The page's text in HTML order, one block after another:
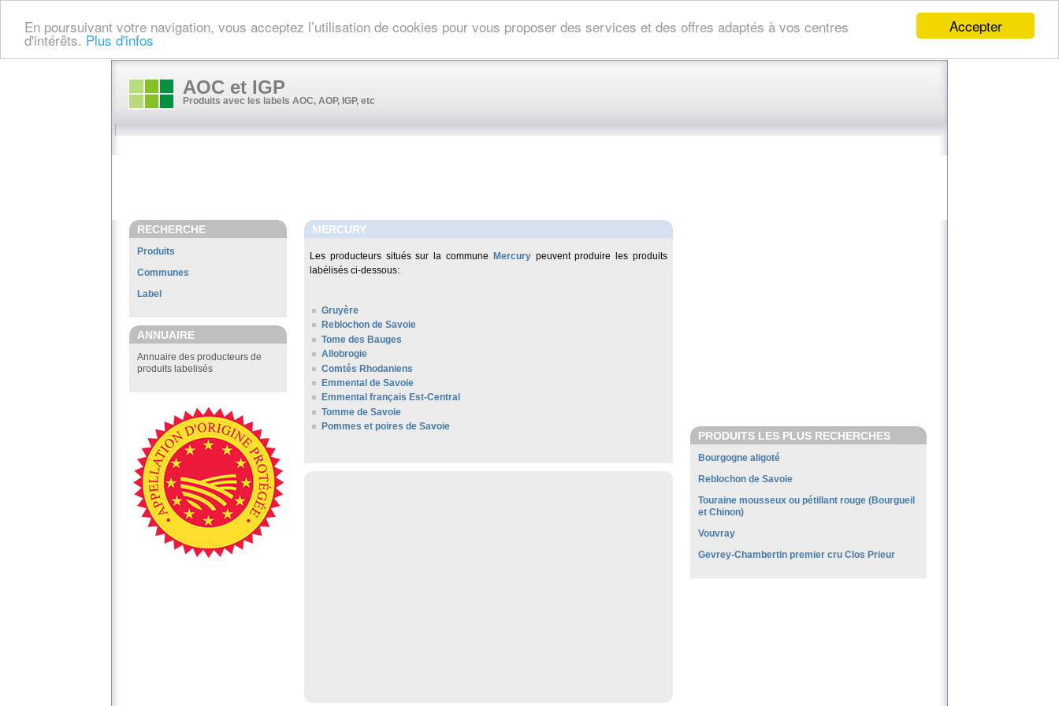
Accepter
En poursuivant votre navigation, vous acceptez l’utilisation de cookies pour vous proposer des services et des offres adaptés à vos centres
d'intérêts. Plus d'infos
AOC et IGP
Produits avec les labels AOC, AOP, IGP, etc
RECHERCHE
Produits
Communes
Label
ANNUAIRE
Annuaire des producteurs de
produits labelisés
MERCURY
Les producteurs situés sur la commune Mercurypeuvent produire les produits
labélisés ci-dessous:
Gruyère
Reblochon de Savoie
Tome des Bauges
Allobrogie
Comtés Rhodaniens
Emmental de Savoie
Emmental français Est-Central
Tomme de Savoie
Pommes et poires de Savoie
PRODUITS LES PLUS RECHERCHES
Bourgogne aligoté
Reblochon de Savoie
Touraine mousseux ou pétillant rouge (Bourgueil
et Chinon)
Vouvray
Gevrey-Chambertin premier cru Clos Prieur